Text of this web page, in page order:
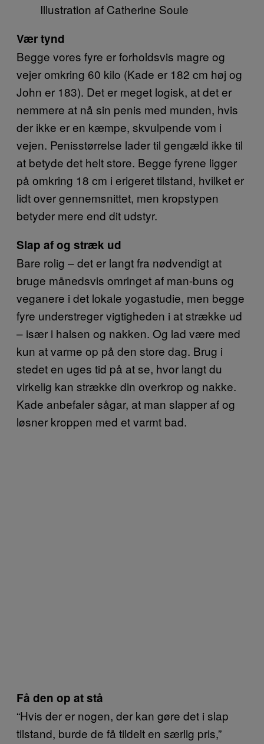
Illustration af Catherine Soule
Vær tynd
Begge vores fyre er forholdsvis magre og
vejer omkring 60 kilo (Kade er 182 cm høj og
John er 183). Det er meget logisk, at det er
nemmere at nå sin penis med munden, hvis
der ikke er en kæmpe, skvulpende vom i
vejen. Penisstørrelse lader til gengæld ikke til
at betyde det helt store. Begge fyrene ligger
på omkring 18 cm i erigeret tilstand, hvilket er
lidt over gennemsnittet, men kropstypen
betyder mere end dit udstyr.
Slap af og stræk ud
Bare rolig – det er langt fra nødvendigt at
bruge månedsvis omringet af man-buns og
veganere i det lokale yogastudie, men begge
fyre understreger vigtigheden i at strække ud
– især i halsen og nakken. Og lad være med
kun at varme op på den store dag. Brug i
stedet en uges tid på at se, hvor langt du
virkelig kan strække din overkrop og nakke.
Kade anbefaler sågar, at man slapper af og
løsner kroppen med et varmt bad.
Få den op at stå
“Hvis der er nogen, der kan gøre det i slap
tilstand, burde de få tildelt en særlig pris,”